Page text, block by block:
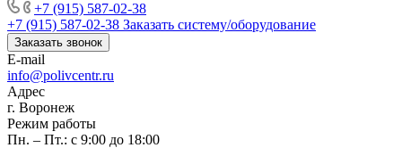
+7 (915) 587-02-38
+7 (915) 587-02-38 Заказать систему/оборудование
Заказать звонок
E-mail
info@polivcentr.ru
Адрес
г. Воронеж
Режим работы
Пн. – Пт.: с 9:00 до 18:00